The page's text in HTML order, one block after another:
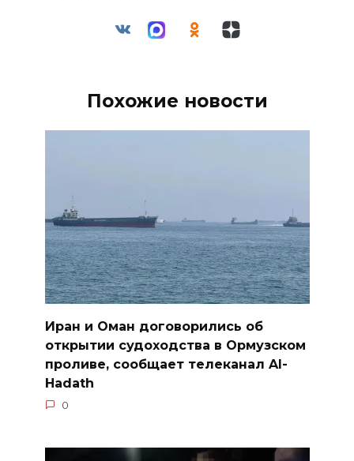
Похожие новости
Иран и Оман договорились об
открытии судоходства в Ормузском
проливе, сообщает телеканал Al-
Hadath
0